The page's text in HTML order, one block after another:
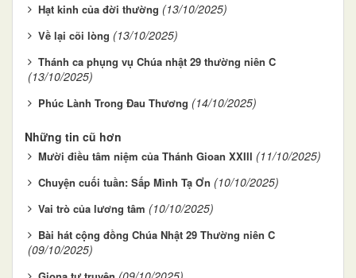
Hạt kinh của đời thường (13/10/2025)
Về lại cõi lòng (13/10/2025)
Thánh ca phụng vụ Chúa nhật 29 thường niên C
(13/10/2025)
Phúc Lành Trong Đau Thương (14/10/2025)
Những tin cũ hơn
Mười điều tâm niệm của Thánh Gioan XXIII (11/10/2025)
Chuyện cuối tuần: Sấp Mình Tạ Ơn (10/10/2025)
Vai trò của lương tâm (10/10/2025)
Bài hát cộng đồng Chúa Nhật 29 Thường niên C
(09/10/2025)